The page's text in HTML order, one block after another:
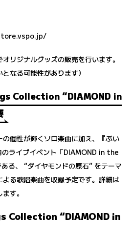
リジナルグッズの販売を行います。
なる可能性があります）
Collection “DIAMOND in
個性が輝くソロ楽曲に加え、『ぶい
ライブイベント「DIAMOND in the
る、 “ダイヤモンドの原石” をテーマ
る歌唱楽曲を収録予定です。詳細は
す。
Collection “DIAMOND in